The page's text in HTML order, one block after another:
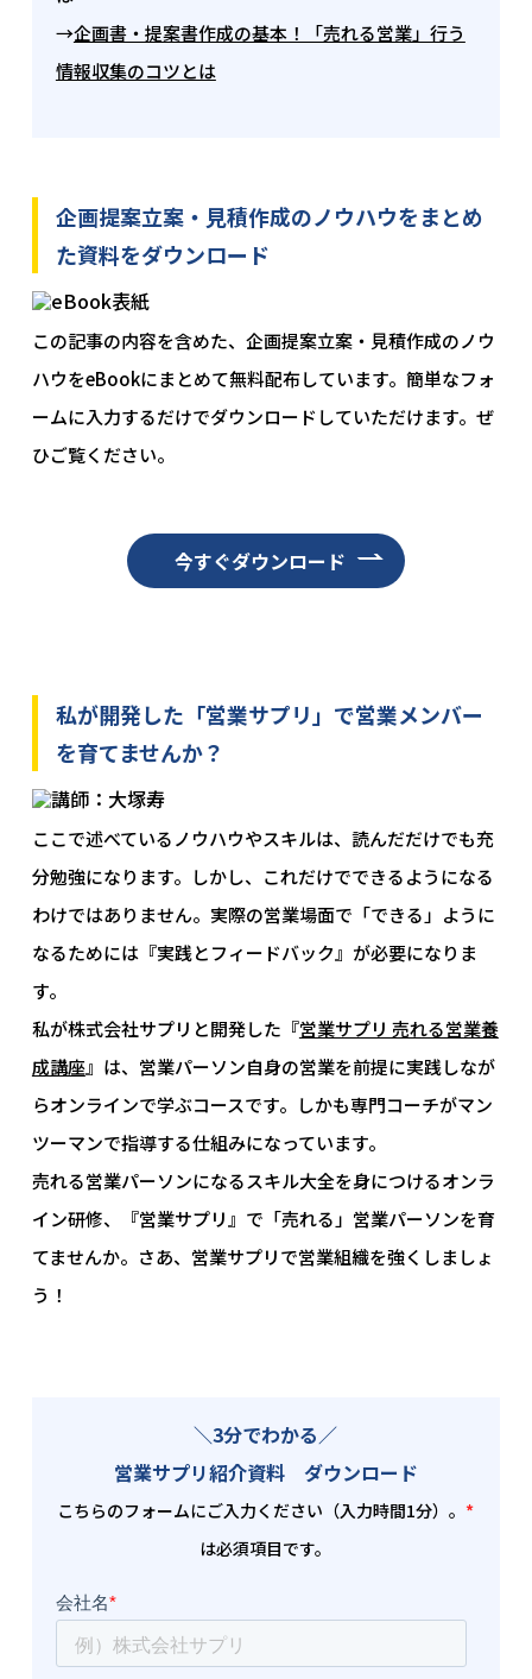
→企画書・提案書作成の基本！「売れる営業」行う
情報収集のコツとは
企画提案立案・見積作成のノウハウをまとめ
た資料をダウンロード
この記事の内容を含めた、企画提案立案・見積作成のノウ
ハウをeBookにまとめて無料配布しています。簡単なフォ
ームに入力するだけでダウンロードしていただけます。ぜ
ひご覧ください。
今すぐダウンロード
私が開発した「営業サプリ」で営業メンバー
を育てませんか？
ここで述べているノウハウやスキルは、読んだだけでも充
分勉強になります。しかし、これだけでできるようになる
わけではありません。実際の営業場面で「できる」ように
なるためには『実践とフィードバック』が必要になりま
す。
私が株式会社サプリと開発した『営業サプリ 売れる営業養
成講座』は、営業パーソン自身の営業を前提に実践しなが
らオンラインで学ぶコースです。しかも専門コーチがマン
ツーマンで指導する仕組みになっています。
売れる営業パーソンになるスキル大全を身につけるオンラ
イン研修、『営業サプリ』で「売れる」営業パーソンを育
てませんか。さあ、営業サプリで営業組織を強くしましょ
う！
＼3分でわかる／
営業サプリ紹介資料 ダウンロード
こちらのフォームにご入力ください（入力時間1分）。*
は必須項目です。